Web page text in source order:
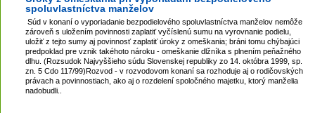
spoluvlastníctva manželov
Súd v konaní o vyporiadanie bezpodielového spoluvlastníctva manželov nemôže
zároveň s uložením povinnosti zaplatiť vyčíslenú sumu na vyrovnanie podielu,
uložiť z tejto sumy aj povinnosť zaplatiť úroky z omeškania; bráni tomu chýbajúci
predpoklad pre vznik takéhoto nároku - omeškanie dlžníka s plnením peňažného
dlhu. (Rozsudok Najvyššieho súdu Slovenskej republiky zo 14. októbra 1999, sp.
zn. 5 Cdo 117/99)Rozvod - v rozvodovom konaní sa rozhoduje aj o rodičovských
právach a povinnostiach, ako aj o rozdelení spoločného majetku, ktorý manželia
nadobudli..